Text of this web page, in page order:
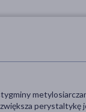
perystaltykę